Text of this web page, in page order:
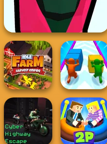
Squid Battle Simulator
Idle Farm Push The Colors